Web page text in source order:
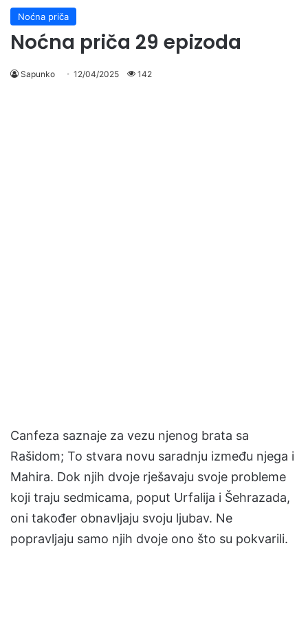
Noćna priča
Noćna priča 29 epizoda
Sapunko 12/04/2025 142
Canfeza saznaje za vezu njenog brata sa
Rašidom; To stvara novu saradnju između njega i
Mahira. Dok njih dvoje rješavaju svoje probleme
koji traju sedmicama, poput Urfalija i Šehrazada,
oni također obnavljaju svoju ljubav. Ne
popravljaju samo njih dvoje ono što su pokvarili.